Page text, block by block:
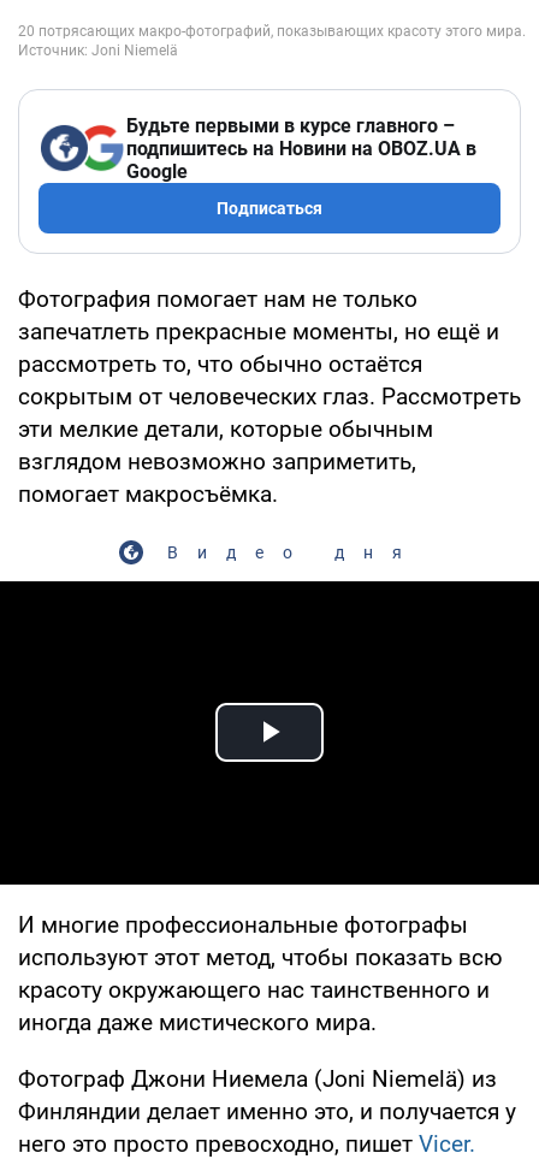
Будьте первыми в курсе главного –
подпишитесь на Новини на OBOZ.UA в
Google
Подписаться
Фотография помогает нам не только
запечатлеть прекрасные моменты, но ещё и
рассмотреть то, что обычно остаётся
сокрытым от человеческих глаз. Рассмотреть
эти мелкие детали, которые обычным
взглядом невозможно заприметить,
помогает макросъёмка.
Видео дня
Play Video
И многие профессиональные фотографы
используют этот метод, чтобы показать всю
красоту окружающего нас таинственного и
иногда даже мистического мира.
Фотограф Джони Ниемела (Joni Niemelä) из
Финляндии делает именно это, и получается у
него это просто превосходно, пишет Vicer.